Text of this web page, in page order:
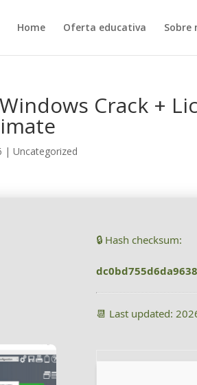
Home Oferta educativa Sobre
Crack +
|Uncategorized
🔒 Hash checksum:
📆 Last updated: